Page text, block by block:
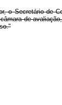
o Secretário de
de